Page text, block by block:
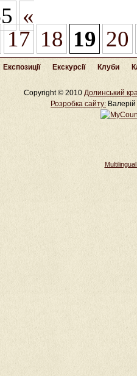
«
17 18 19 20
Експозиції Екскурсії Клуби
Copyright © 2010 Долинський
Розробка cайту: